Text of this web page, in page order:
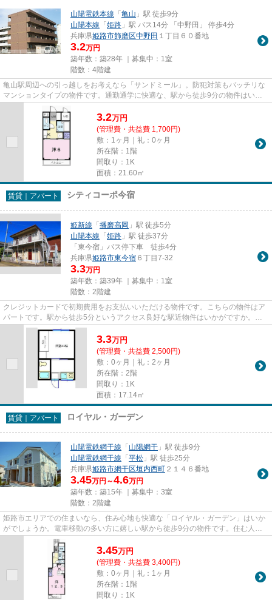
山陽電鉄本線 「亀山 」駅 徒歩9分
山陽本線 「姫路 」駅 バス14分 「中野田」 停歩4分
兵庫県姫路市飾磨区中野田 １丁目６０番地
3.2万円
築年数：築28年 ｜募集中： 1室
階数：4階建
亀山駅周辺への引っ越しをお考えなら「サンドミール」。防犯対策もバッチリな
マンションタイプの物件です。通勤通学に快適な、駅から徒歩9分の物件はいか
がでしょうか。姫路市へお引っ...
3.2万円
(管理費・共益費 1,700円)
敷：1ヶ月｜礼：0ヶ月
所在階：1階
間取り：1K
面積：21.60㎡
賃貸｜アパート シティコーポ今宿
姫新線 「播磨高岡 」駅 徒歩5分
山陽本線 「姫路 」駅 徒歩37分
「東今宿」バス停下車 徒歩4分
兵庫県姫路市東今宿 ６丁目7-32
3.3万円
築年数：築39年 ｜募集中： 1室
階数：2階建
クレジットカードで初期費用をお支払いいただける物件です。こちらの物件はア
パートです。駅から徒歩5分というアクセス良好な駅近物件はいかがですか。最
上階の物件です。当社スタッフ...
3.3万円
(管理費・共益費 2,500円)
敷：0ヶ月｜礼：2ヶ月
所在階：2階
間取り：1K
面積：17.14㎡
賃貸｜アパート ロイヤル・ガーデン
山陽電鉄網干線 「山陽網干 」駅 徒歩9分
山陽電鉄網干線 「平松 」駅 徒歩25分
兵庫県姫路市網干区垣内西町 ２１４６番地
3.45万円～4.6万円
築年数：築15年 ｜募集中： 3室
階数：2階建
姫路市エリアでの住まいなら、住み心地も快適な「ロイヤル・ガーデン」はいか
がでしょうか。電車移動の多い方に嬉しい駅から徒歩9分の物件です。住む人の
ことも考えられている満足度の...
3.45万円
(管理費・共益費 3,400円)
敷：0ヶ月｜礼：1ヶ月
所在階：1階
間取り：1K